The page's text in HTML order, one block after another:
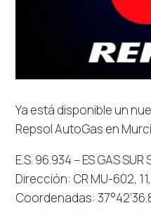
Ya está disponible un
Repsol AutoGas en
E.S. 96.934 – ES GAS SUR
Dirección: CR MU-602,
Coordenadas: